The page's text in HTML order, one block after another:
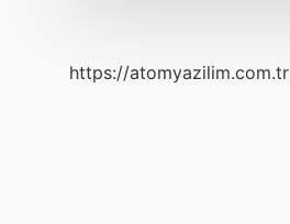
https://atomyazilim.com.tr